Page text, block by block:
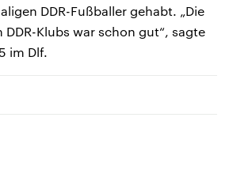
DDR-Fußballer gehabt. „Die
Klubs war schon gut“, sagte
im Dlf.